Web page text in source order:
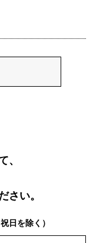
さい。
日を除く）